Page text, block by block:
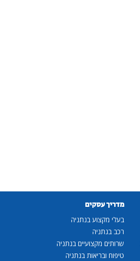
מדריך עסקים
בעלי מקצוע בנתניה
רכב בנתניה
שרותים מקצועיים בנתניה
טיפוח ובריאות בנתניה